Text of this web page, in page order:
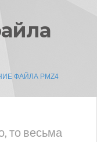
ФАЙЛА PMZ4
то весьма